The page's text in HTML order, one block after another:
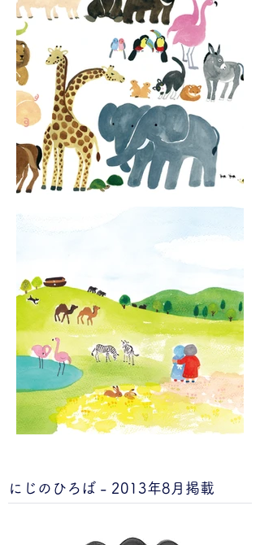
にじのひろば - 2013年8月掲載